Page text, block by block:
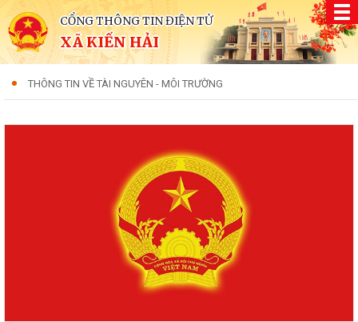
CỔNG THÔNG TIN ĐIỆN TỬ
XÃ KIẾN HẢI
THÔNG TIN VỀ TÀI NGUYÊN - MÔI TRƯỜNG